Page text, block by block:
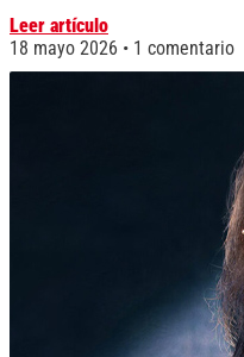
Leer artículo
18 mayo 2026
1 comentario